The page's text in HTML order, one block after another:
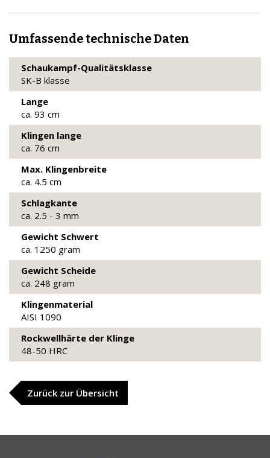
Umfassende technische Daten
Schaukampf-Qualitätsklasse
SK-B klasse
Lange
ca. 93 cm
Klingen lange
ca. 76 cm
Max. Klingenbreite
ca. 4.5 cm
Schlagkante
ca. 2.5 - 3 mm
Gewicht Schwert
ca. 1250 gram
Gewicht Scheide
ca. 248 gram
Klingenmaterial
AISI 1090
Rockwellhärte der Klinge
48-50 HRC
Zurück zur Übersicht